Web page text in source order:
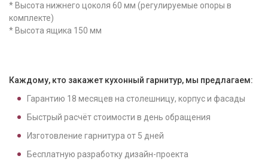
* Высота нижнего цоколя 60 мм (регулируемые опоры в
комплекте)
* Высота ящика 150 мм
Каждому, кто закажет кухонный гарнитур, мы предлагаем:
Гарантию 18 месяцев на столешницу, корпус и фасады
Быстрый расчёт стоимости в день обращения
Изготовление гарнитура от 5 дней
Бесплатную разработку дизайн-проекта